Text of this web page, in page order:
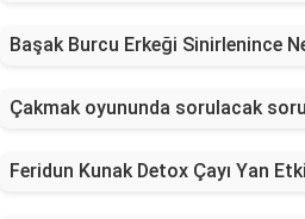
Başak Burcu Erkeği Sinirlenince
Çakmak oyununda sorulacak
Feridun Kunak Detox Çayı Yan